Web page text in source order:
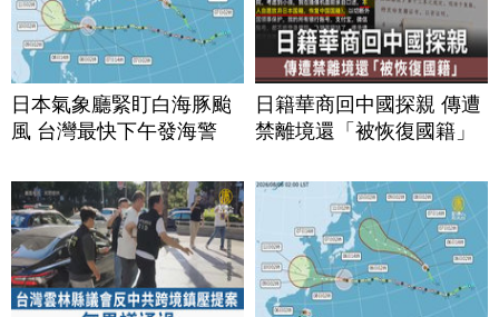
日本氣象廳緊盯白海豚颱
風 台灣最快下午發海警
日籍華商回中國探親 傳遭
禁離境還「被恢復國籍」